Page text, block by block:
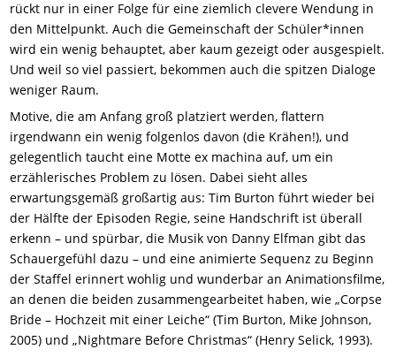
rückt nur in einer Folge für eine ziemlich clevere Wendung in
den Mittelpunkt. Auch die Gemeinschaft der Schüler*innen
wird ein wenig behauptet, aber kaum gezeigt oder ausgespielt.
Und weil so viel passiert, bekommen auch die spitzen Dialoge
weniger Raum.
Motive, die am Anfang groß platziert werden, flattern
irgendwann ein wenig folgenlos davon (die Krähen!), und
gelegentlich taucht eine Motte ex machina auf, um ein
erzählerisches Problem zu lösen. Dabei sieht alles
erwartungsgemäß großartig aus: Tim Burton führt wieder bei
der Hälfte der Episoden Regie, seine Handschrift ist überall
erkenn – und spürbar, die Musik von Danny Elfman gibt das
Schauergefühl dazu – und eine animierte Sequenz zu Beginn
der Staffel erinnert wohlig und wunderbar an Animationsfilme,
an denen die beiden zusammengearbeitet haben, wie „Corpse
Bride – Hochzeit mit einer Leiche“ (Tim Burton, Mike Johnson,
2005) und „Nightmare Before Christmas“ (Henry Selick, 1993).